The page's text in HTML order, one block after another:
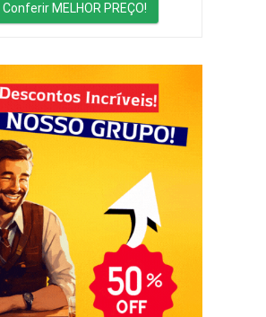
Conferir MELHOR PREÇO!